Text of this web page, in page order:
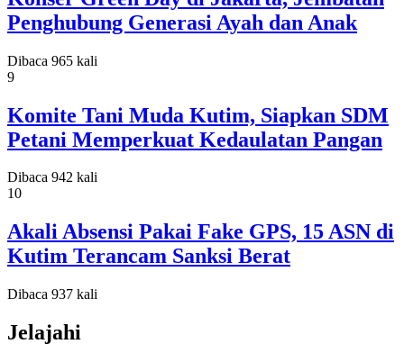
Penghubung Generasi Ayah dan Anak
Dibaca 965 kali
9
Komite Tani Muda Kutim, Siapkan SDM
Petani Memperkuat Kedaulatan Pangan
Dibaca 942 kali
10
Akali Absensi Pakai Fake GPS, 15 ASN di
Kutim Terancam Sanksi Berat
Dibaca 937 kali
Jelajahi